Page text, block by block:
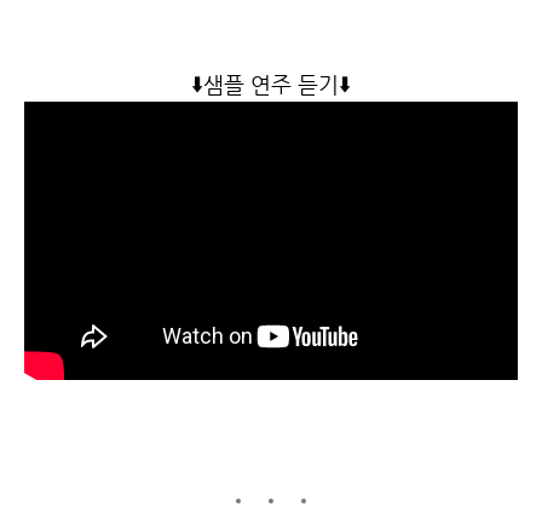
⬇️샘플 연주 듣기 ⬇️